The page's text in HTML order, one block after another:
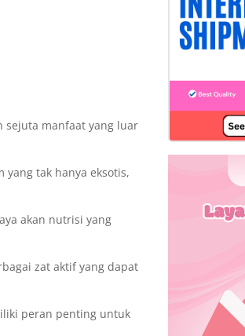
sejuta manfaat yang luar
yang tak hanya eksotis,
akan nutrisi yang
zat aktif yang dapat
peran penting untuk